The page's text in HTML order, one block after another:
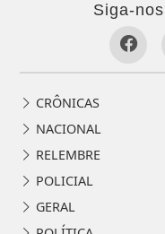
Siga-
CRÔNICAS
NACIONAL
RELEMBRE
POLICIAL
GERAL